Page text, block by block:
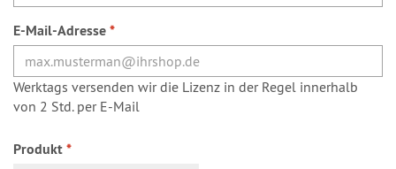
E-Mail-Adresse*
Werktags versenden wir die Lizenz in der Regel innerhalb
von 2 Std. per E-Mail
Produkt*